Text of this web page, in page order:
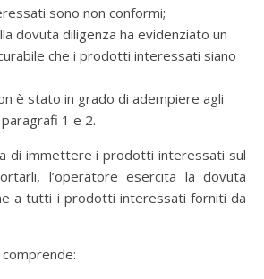
sono non conformi;
dovuta diligenza ha evidenziato un
che i prodotti interessati siano
è stato in grado di adempiere agli
1 e 2.
di immettere i prodotti interessati sul
l’operatore esercita la dovuta
a tutti i prodotti interessati forniti da